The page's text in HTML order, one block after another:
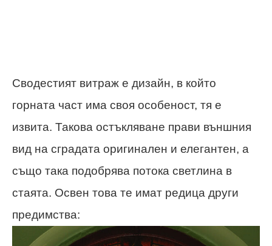
Сводестият витраж е дизайн, в който
горната част има своя особеност, тя е
извита. Такова остъкляване прави външния
вид на сградата оригинален и елегантен, а
също така подобрява потока светлина в
стаята. Освен това те имат редица други
предимства: